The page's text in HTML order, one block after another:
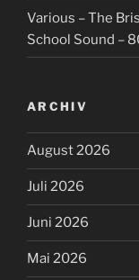
Various – The
School Sound –
ARCHIV
August 2026
Juli 2026
Juni 2026
Mai 2026